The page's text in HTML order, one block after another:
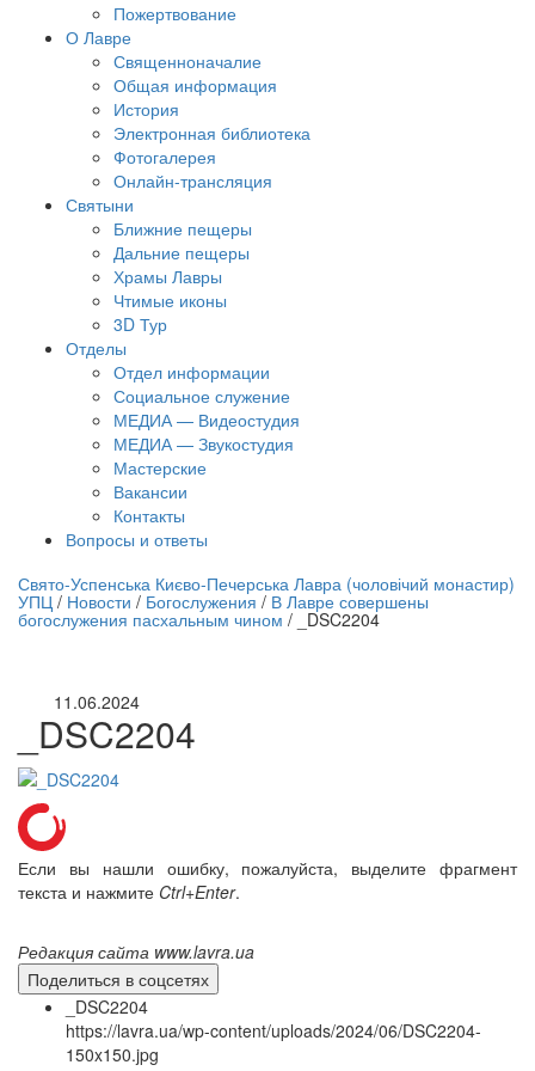
Пожертвование
О Лавре
Священноначалие
Общая информация
История
Электронная библиотека
Фотогалерея
Онлайн-трансляция
Святыни
Ближние пещеры
Дальние пещеры
Храмы Лавры
Чтимые иконы
3D Тур
Отделы
Отдел информации
Социальное служение
МЕДИА — Видеостудия
МЕДИА — Звукостудия
Мастерские
Вакансии
Контакты
Вопросы и ответы
трансляция | 12 сентября
трансляции
Свято-Успенська Києво-Печерська Лавра (чоловічий монастир)
УПЦ / Новости / Богослужения / В Лавре совершены
богослужения пасхальным чином / _DSC2204
11.06.2024
_DSC2204
Если вы нашли ошибку, пожалуйста, выделите фрагмент
текста и нажмите Ctrl+Enter.
Редакция сайта www.lavra.ua
Поделиться в соцсетях
_DSC2204
https://lavra.ua/wp-content/uploads/2024/06/DSC2204-
150x150.jpg